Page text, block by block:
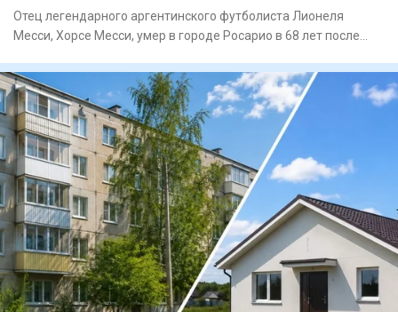
Отец легендарного аргентинского футболиста Лионеля
Месси, Хорсе Месси, умер в городе Росарио в 68 лет после